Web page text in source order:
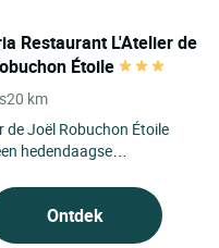
Restaurant L'Atelier de
Étoile
20 km
de Joël Robuchon Étoile
hedendaagse
van Parijs, op...
Ontdek